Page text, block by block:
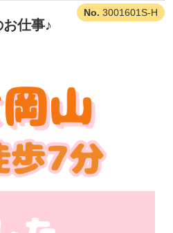
3001601S-H
仕事♪